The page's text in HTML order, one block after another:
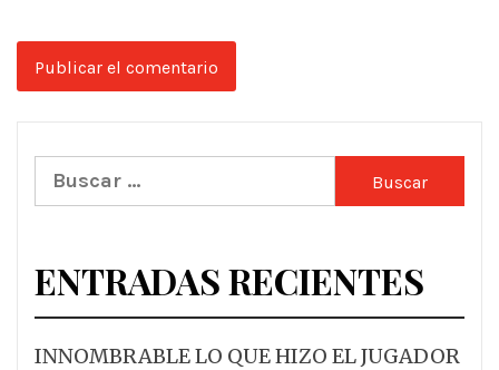
Buscar:
ENTRADAS RECIENTES
INNOMBRABLE LO QUE HIZO EL JUGADOR